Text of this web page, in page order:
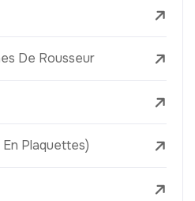
De Rousseur
En Plaquettes)